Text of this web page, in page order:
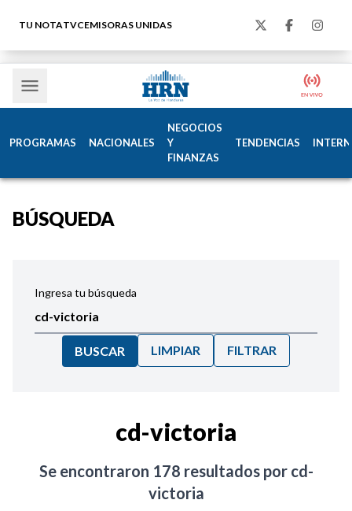
TU NOTATVCEMISORAS UNIDAS
PROGRAMAS NACIONALES
NEGOCIOS
Y
FINANZAS
TENDENCIAS
BÚSQUEDA
Ingresa tu búsqueda
BUSCAR LIMPIAR FILTRAR
cd-victoria
Se encontraron 178 resultados por cd-
victoria